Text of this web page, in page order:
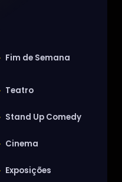
Fim de Semana
Teatro
Stand Up Comedy
Cinema
Exposições